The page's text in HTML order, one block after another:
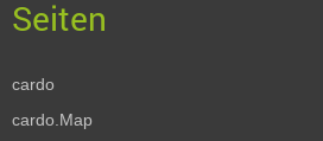
cardo
cardo.Map